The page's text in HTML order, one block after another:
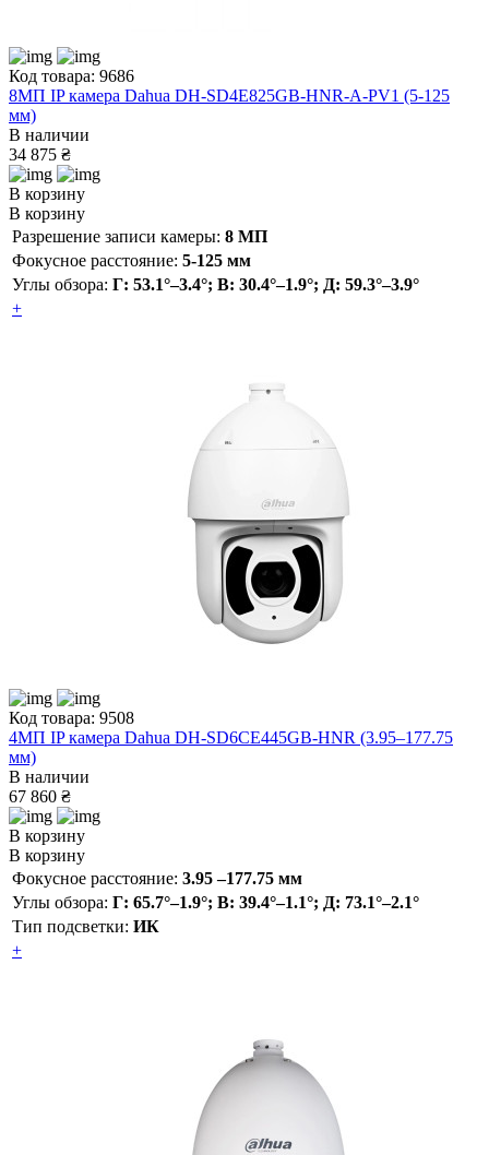
Код товара: 9686
8МП IP камера Dahua DH-SD4E825GB-HNR-A-PV1 (5-125
мм)
В наличии
34 875 ₴
В корзину
В корзину
Разрешение записи камеры: 8 МП
Фокусное расстояние: 5-125 мм
Углы обзора: Г: 53.1°–3.4°; В: 30.4°–1.9°; Д: 59.3°–3.9°
+
Код товара: 9508
4МП IP камера Dahua DH-SD6CE445GB-HNR (3.95–177.75
мм)
В наличии
67 860 ₴
В корзину
В корзину
Фокусное расстояние: 3.95 –177.75 мм
Углы обзора: Г: 65.7°–1.9°; В: 39.4°–1.1°; Д: 73.1°–2.1°
Тип подсветки: ИК
+